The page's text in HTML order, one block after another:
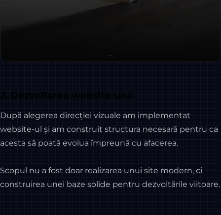
2. Dezvoltarea website-ului
După alegerea direcției vizuale am implementat
website-ul și am construit structura necesară pentru ca
acesta să poată evolua împreună cu afacerea.
Scopul nu a fost doar realizarea unui site modern, ci
construirea unei baze solide pentru dezvoltările viitoare.